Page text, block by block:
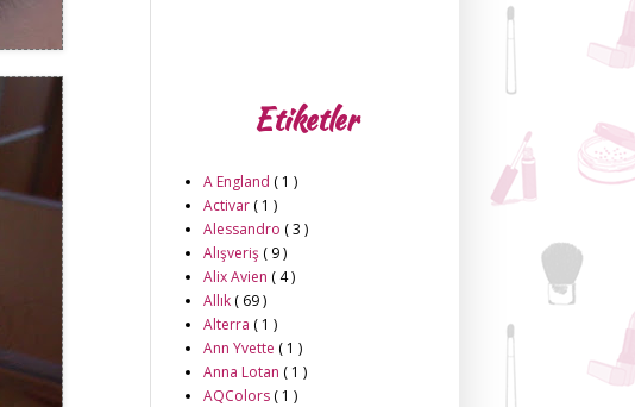
Etiketler
A England ( 1 )
Activar ( 1 )
Alessandro ( 3 )
Alışveriş ( 9 )
Alix Avien ( 4 )
Allık ( 69 )
Alterra ( 1 )
Ann Yvette ( 1 )
Anna Lotan ( 1 )
AQColors ( 1 )